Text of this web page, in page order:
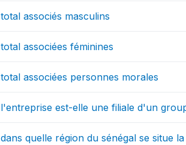
total associés masculins
total associées féminines
total associées personnes morales
l'entreprise est-elle une filiale d'un
dans quelle région du sénégal se situe